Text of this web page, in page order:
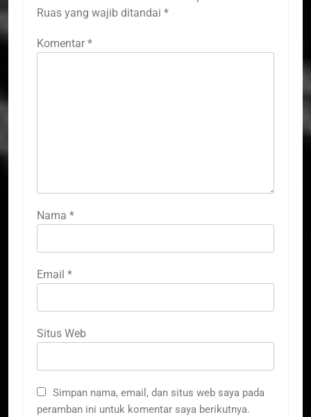
Ruas yang wajib ditandai *
Komentar *
Nama *
Email *
Situs Web
Simpan nama, email, dan situs web saya pada
peramban ini untuk komentar saya berikutnya.